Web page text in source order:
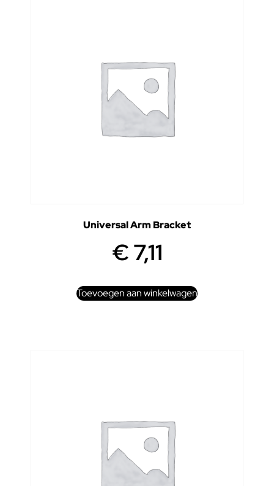
Universal Arm Bracket
€7,11
Toevoegen aan winkelwagen